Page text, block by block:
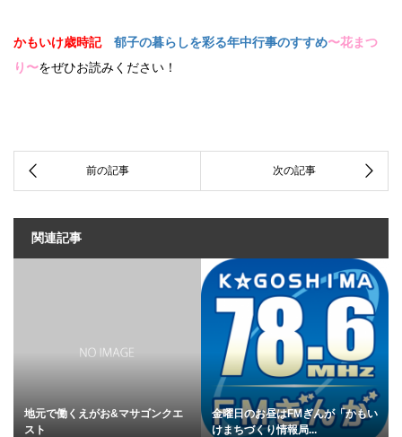
かもいけ歳時記 郁子の暮らしを彩る年中行事のすすめ〜花まつ
り〜をぜひお読みください！
関連記事
地元で働くえがお&マサゴンクエ
スト
金曜日のお昼はFMぎんが「かもい
けまちづくり情報局...